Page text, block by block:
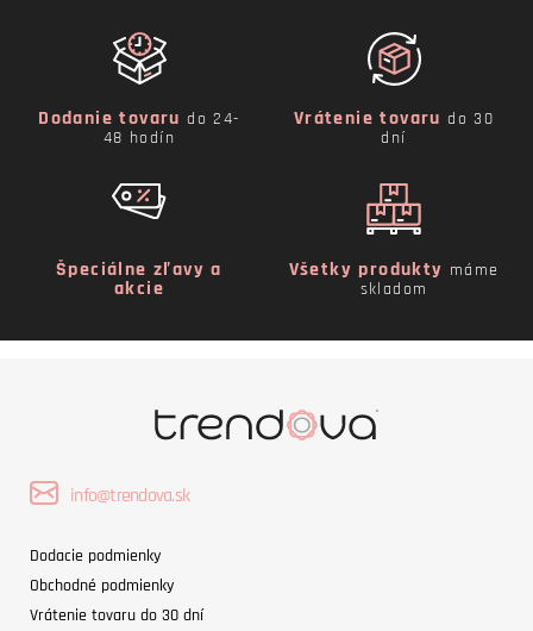
Dodanie tovaru do 24-
48 hodín
Vrátenie tovaru do 30
dní
Špeciálne zľavy a
akcie
Všetky produkty máme
skladom
info@trendova.sk
Dodacie podmienky
Obchodné podmienky
Vrátenie tovaru do 30 dní